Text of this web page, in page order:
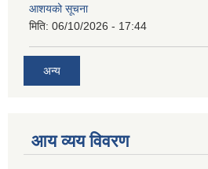
आशयको सूचना
मिति: 06/10/2026 - 17:44
अन्य
आय व्यय विवरण